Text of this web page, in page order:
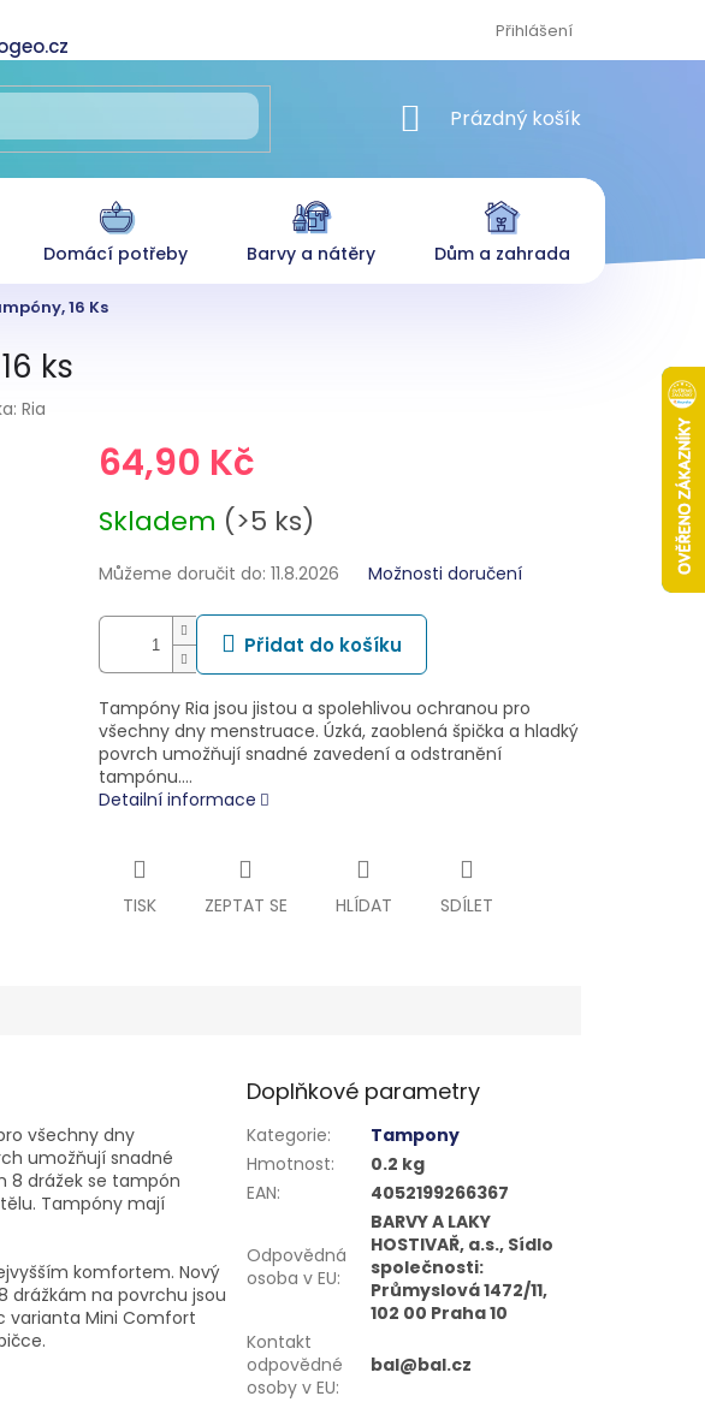
Přihlášení
NÁKUPNÍ KOŠÍK
Prázdný košík
Domácí potřeby Barvy a nátěry Dům a zahrada
16 Ks
ks
Ria
64,90 Kč
cena:
Skladem (>5 ks)
Můžeme doručit do: 11.8.2026 Možnosti doručení
Přidat do košíku
Tampóny Ria jsou jistou a spolehlivou ochranou pro
všechny dny menstruace. Úzká, zaoblená špička a hladký
povrch umožňují snadné zavedení a odstranění
tampónu.…
Detailní informace
TISK ZEPTAT SE HLÍDAT SDÍLET
všechny dny
umožňují snadné
8 drážek se tampón
Tampóny mají
komfortem. Nový
drážkám na povrchu jsou
varianta Mini Comfort
Doplňkové parametry
Kategorie:
Tampony
Hmotnost:
0.2 kg
EAN: 4052199266367
Odpovědná
osoba v EU:
BARVY A LAKY
HOSTIVAŘ, a.s., Sídlo
společnosti:
Průmyslová 1472/11,
102 00 Praha 10
Kontakt
odpovědné
osoby v EU:
bal@bal.cz